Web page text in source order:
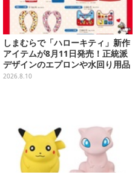
しまむらで「ハローキティ」新作
アイテムが8月11日発売！正統派
デザインのエプロンや水回り用品
など
2026.8.10